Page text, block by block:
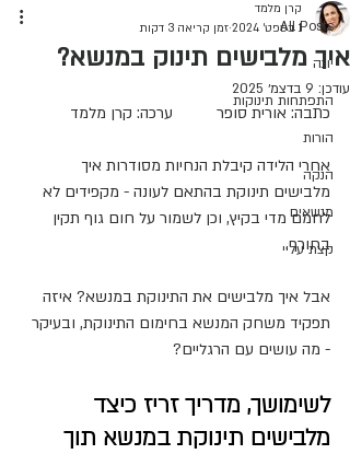
All Posts
יוגה
התפתחות תינוקות
הורות
הנקה
מנשאים
קצת עליי
איך מלבישים תינוק במנשא?
קרן מלמד
1 בספט׳ 2024
זמן קריאה 3 דקות
עודכן: 9 בדצמ׳ 2025
כתבה: אורית סופר          ערכה: קרן מלמד
אחרי הלידה קיבלת הנחיות מסודרות איך
מלבישים תינוקת בהתאם לעונה - מקפידים לא
לחמם מדי בקיץ, וכן לשמור על חום גוף תקין
בחורף.
אבל איך מלבישים את התינוקת במנשא? איזה
תפקיד משחק המנשא בחימום התינוקת, ובעיקר
- מה עושים עם הרגליים?
לשימושך, מדריך זריז כיצד
מלבישים תינוקת במנשא תוך